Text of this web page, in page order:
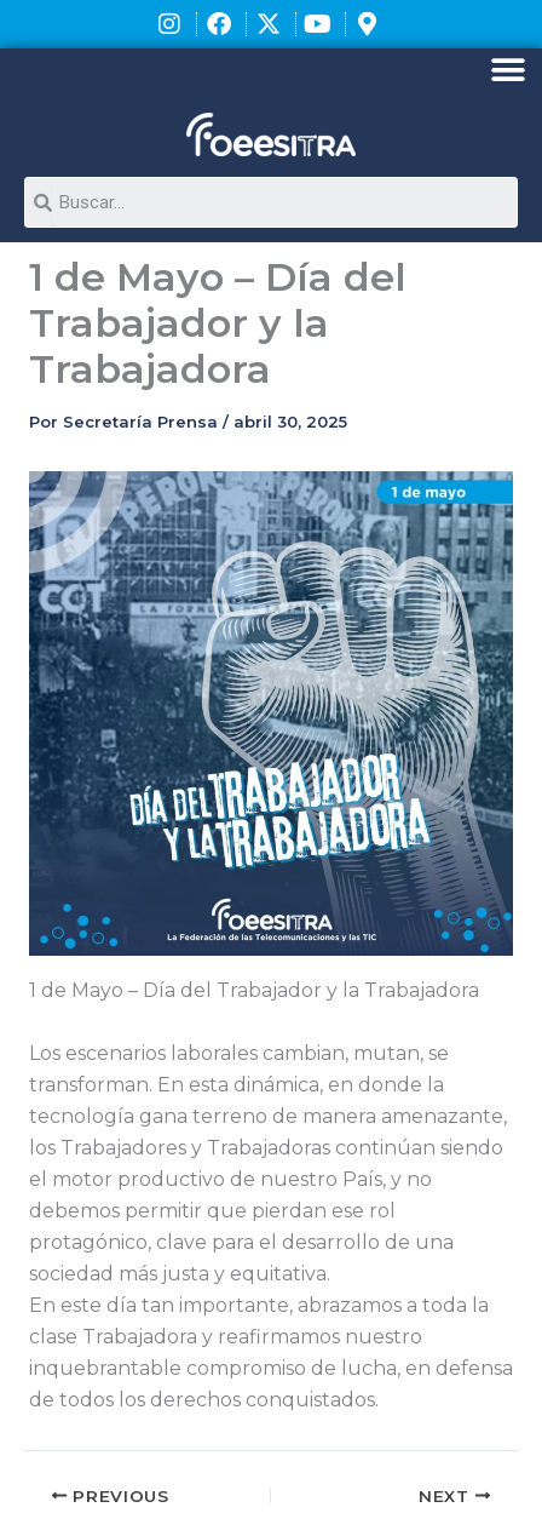
al
Search
1 de Mayo – Día del
Trabajador y la
Trabajadora
Por Secretaría Prensa / abril 30, 2025
1 de Mayo – Día del Trabajador y la Trabajadora
Los escenarios laborales cambian, mutan, se
transforman. En esta dinámica, en donde la
tecnología gana terreno de manera amenazante,
los Trabajadores y Trabajadoras continúan siendo
el motor productivo de nuestro País, y no
debemos permitir que pierdan ese rol
protagónico, clave para el desarrollo de una
sociedad más justa y equitativa.
En este día tan importante, abrazamos a toda la
clase Trabajadora y reafirmamos nuestro
inquebrantable compromiso de lucha, en defensa
de todos los derechos conquistados.
PREVIOUS NEXT